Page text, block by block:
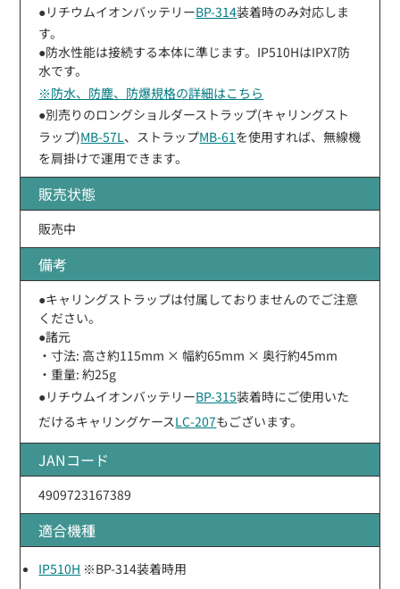
●リチウムイオンバッテリーBP-314装着時のみ対応しま
す。
●防水性能は接続する本体に準じます。IP510HはIPX7防
水です。
※防水、防塵、防爆規格の詳細はこちら
●別売りのロングショルダーストラップ(キャリングスト
ラップ)MB-57L、ストラップMB-61 を使用すれば、無線機
を肩掛けで運用できます。
販売状態
販売中
備考
●キャリングストラップは付属しておりませんのでご注意
ください。
●諸元
・寸法: 高さ約115mm × 幅約65mm × 奥行約45mm
・重量: 約25g
●リチウムイオンバッテリーBP-315装着時にご使用いた
だけるキャリングケースLC-207もございます。
JANコード
4909723167389
適合機種
IP510H ※BP-314装着時用